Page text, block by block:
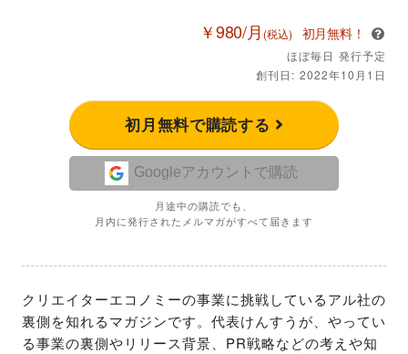
￥980/月 (税込) 初月無料！
ほぼ毎日 発行予定
創刊日: 2022年10月1日
初月無料で購読する
Googleアカウントで購読
月途中の購読でも、
月内に発行されたメルマガがすべて届きます
クリエイターエコノミーの事業に挑戦しているアル社の
裏側を知れるマガジンです。代表けんすうが、やってい
る事業の裏側やリリース背景、PR戦略などの考えや知